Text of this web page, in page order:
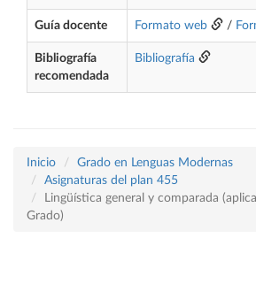
Guía docente Formato web /
Bibliografía
recomendada
Bibliografía
Inicio
Grado en Lenguas Modernas
Asignaturas del plan 455
Lingüística general y comparada
Grado)